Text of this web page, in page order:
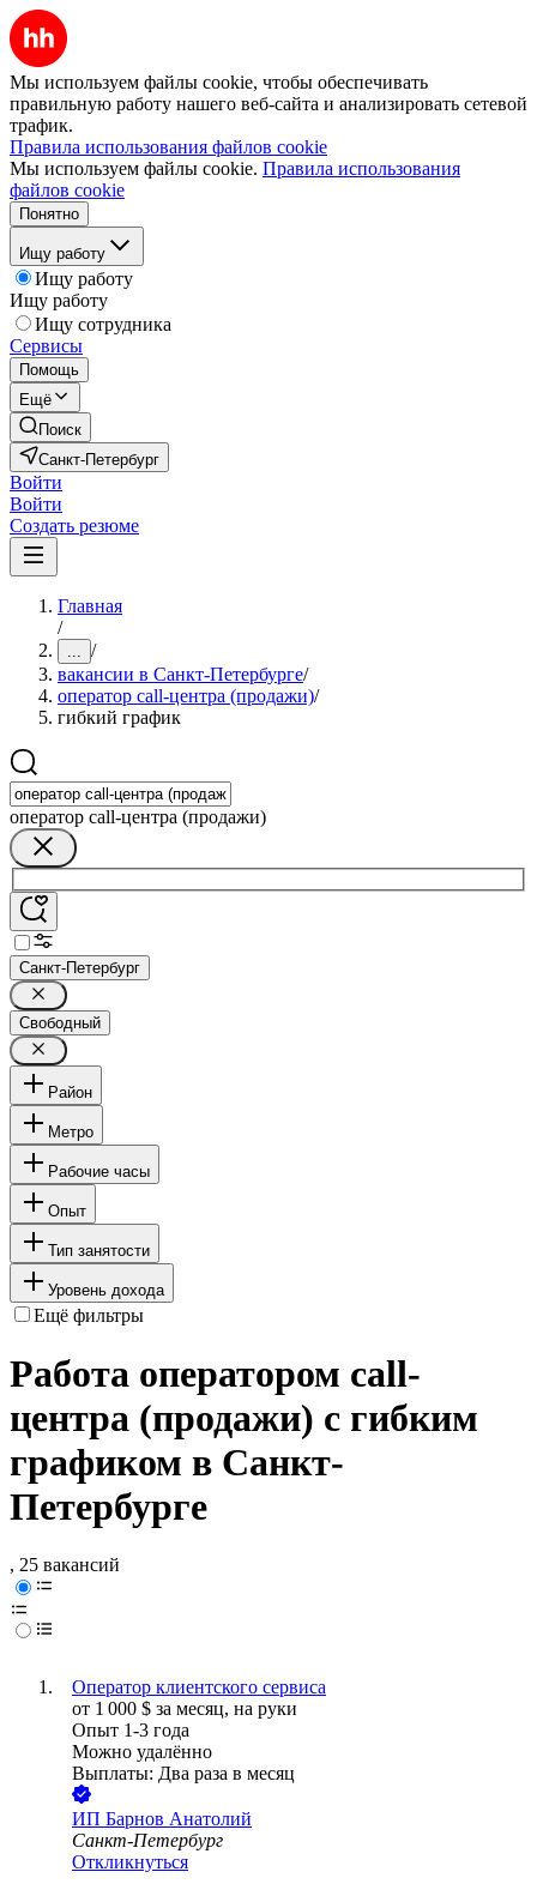
Мы используем файлы cookie, чтобы обеспечивать
правильную работу нашего веб-сайта и анализировать сетевой
трафик.
Правила использования файлов cookie
Мы используем файлы cookie. Правила использования
файлов cookie
Понятно
Ищу работу
Ищу работу
Ищу работу
Ищу сотрудника
Сервисы
Помощь
Ещё
Поиск
Санкт-Петербург
Войти
Войти
Создать резюме
Главная
/
... /
вакансии в Санкт-Петербурге/
оператор call-центра (продажи)/
гибкий график
оператор call-центра (продажи)
Санкт-Петербург
Свободный
Район
Метро
Рабочие часы
Опыт
Тип занятости
Уровень дохода
Ещё фильтры
Работа оператором call-
центра (продажи) с гибким
графиком в Санкт-
Петербурге
, 25 вакансий
Оператор клиентского сервиса
от 1 000 $ за месяц, на руки
Опыт 1-3 года
Можно удалённо
Выплаты: Два раза в месяц
ИП Барнов Анатолий
Санкт-Петербург
Откликнуться